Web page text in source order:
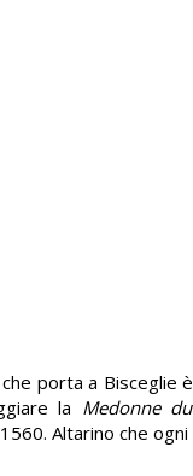
porta a Bisceglie
la Medonne
Altarino che